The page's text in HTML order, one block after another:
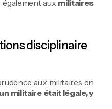
aux militaires
disciplinaire
aux militaires en
militaire était légale, y